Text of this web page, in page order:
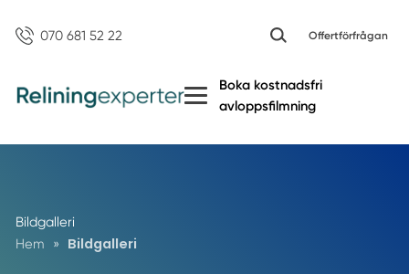
070 681 52 22 Offertförfrågan
Boka kostnadsfri
avloppsfilmning
Bildgalleri
Hem
» Bildgalleri